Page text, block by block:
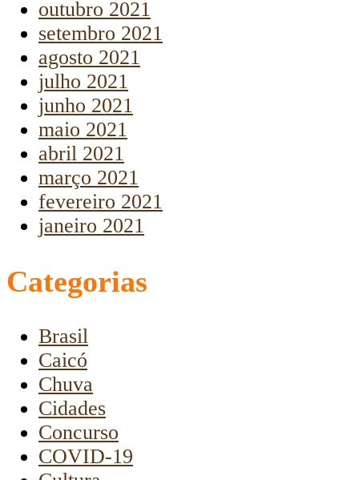
outubro 2021
setembro 2021
agosto 2021
julho 2021
junho 2021
maio 2021
abril 2021
março 2021
fevereiro 2021
janeiro 2021
Categorias
Brasil
Caicó
Chuva
Cidades
Concurso
COVID-19